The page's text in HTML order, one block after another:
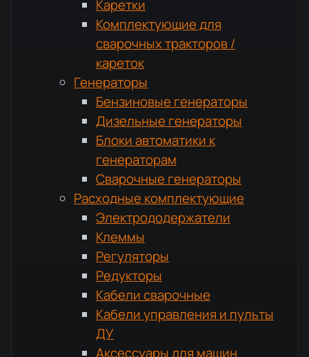
Каретки
Комплектующие для
сварочных тракторов /
кареток
Генераторы
Бензиновые генераторы
Дизельные генераторы
Блоки автоматики к
генераторам
Сварочные генераторы
Расходные комплектующие
Электрододержатели
Клеммы
Регуляторы
Редукторы
Кабели сварочные
Кабели управления и пульты
ДУ
Аксессуары для машин